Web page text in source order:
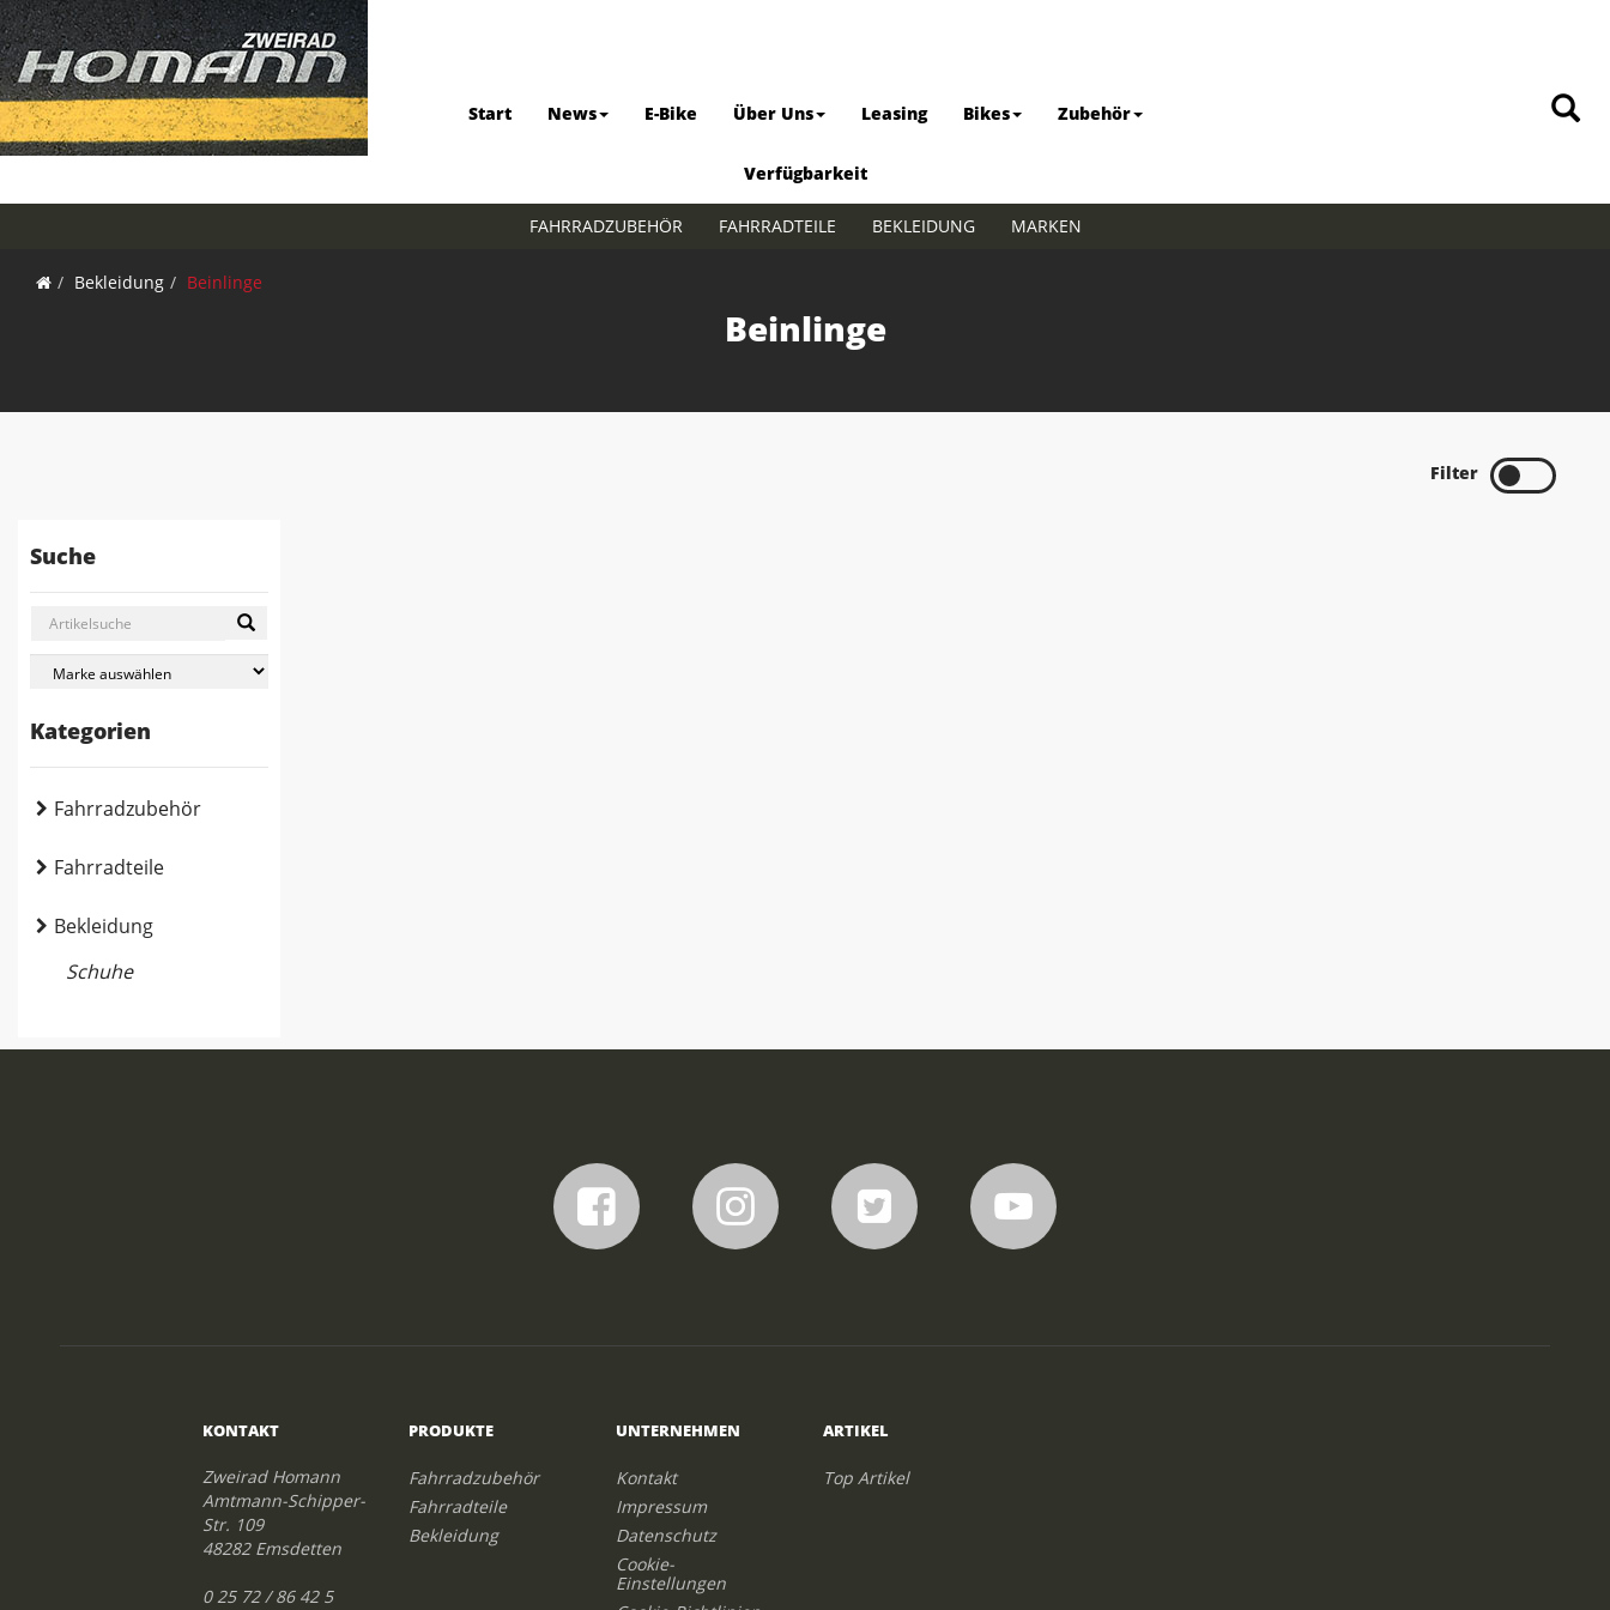
Start News E-Bike Über Uns Leasing Bikes Zubehör
Verfügbarkeit
FAHRRADZUBEHÖR FAHRRADTEILE BEKLEIDUNG MARKEN
Bekleidung Beinlinge
Beinlinge
Suche
Kategorien
Fahrradzubehör
Fahrradteile
Bekleidung
Schuhe
Filter
KONTAKT
Zweirad Homann
Amtmann-Schipper-
Str. 109
48282 Emsdetten
0 25 72 / 86 42 5
PRODUKTE
Fahrradzubehör
Fahrradteile
Bekleidung
UNTERNEHMEN
Kontakt
Impressum
Datenschutz
Cookie-
Einstellungen
ARTIKEL
Top Artikel